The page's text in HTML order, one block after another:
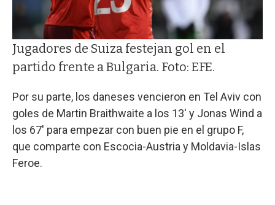
Jugadores de Suiza festejan gol en el
partido frente a Bulgaria. Foto: EFE.
Por su parte, los daneses vencieron en Tel Aviv con
goles de Martin Braithwaite a los 13' y Jonas Wind a
los 67' para empezar con buen pie en el grupo F,
que comparte con Escocia-Austria y Moldavia-Islas
Feroe.